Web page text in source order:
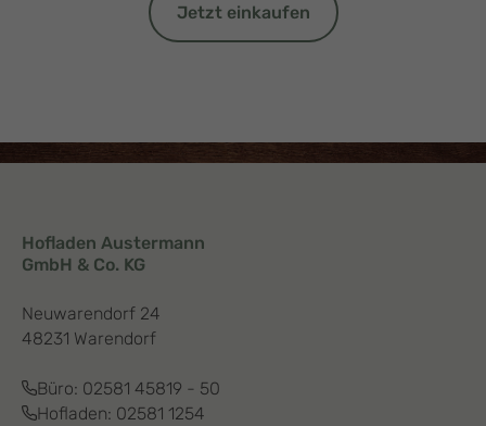
Jetzt einkaufen
Hofladen Austermann
GmbH & Co. KG
Neuwarendorf 24
48231 Warendorf
Büro: 02581 45819 - 50
Hofladen: 02581 1254